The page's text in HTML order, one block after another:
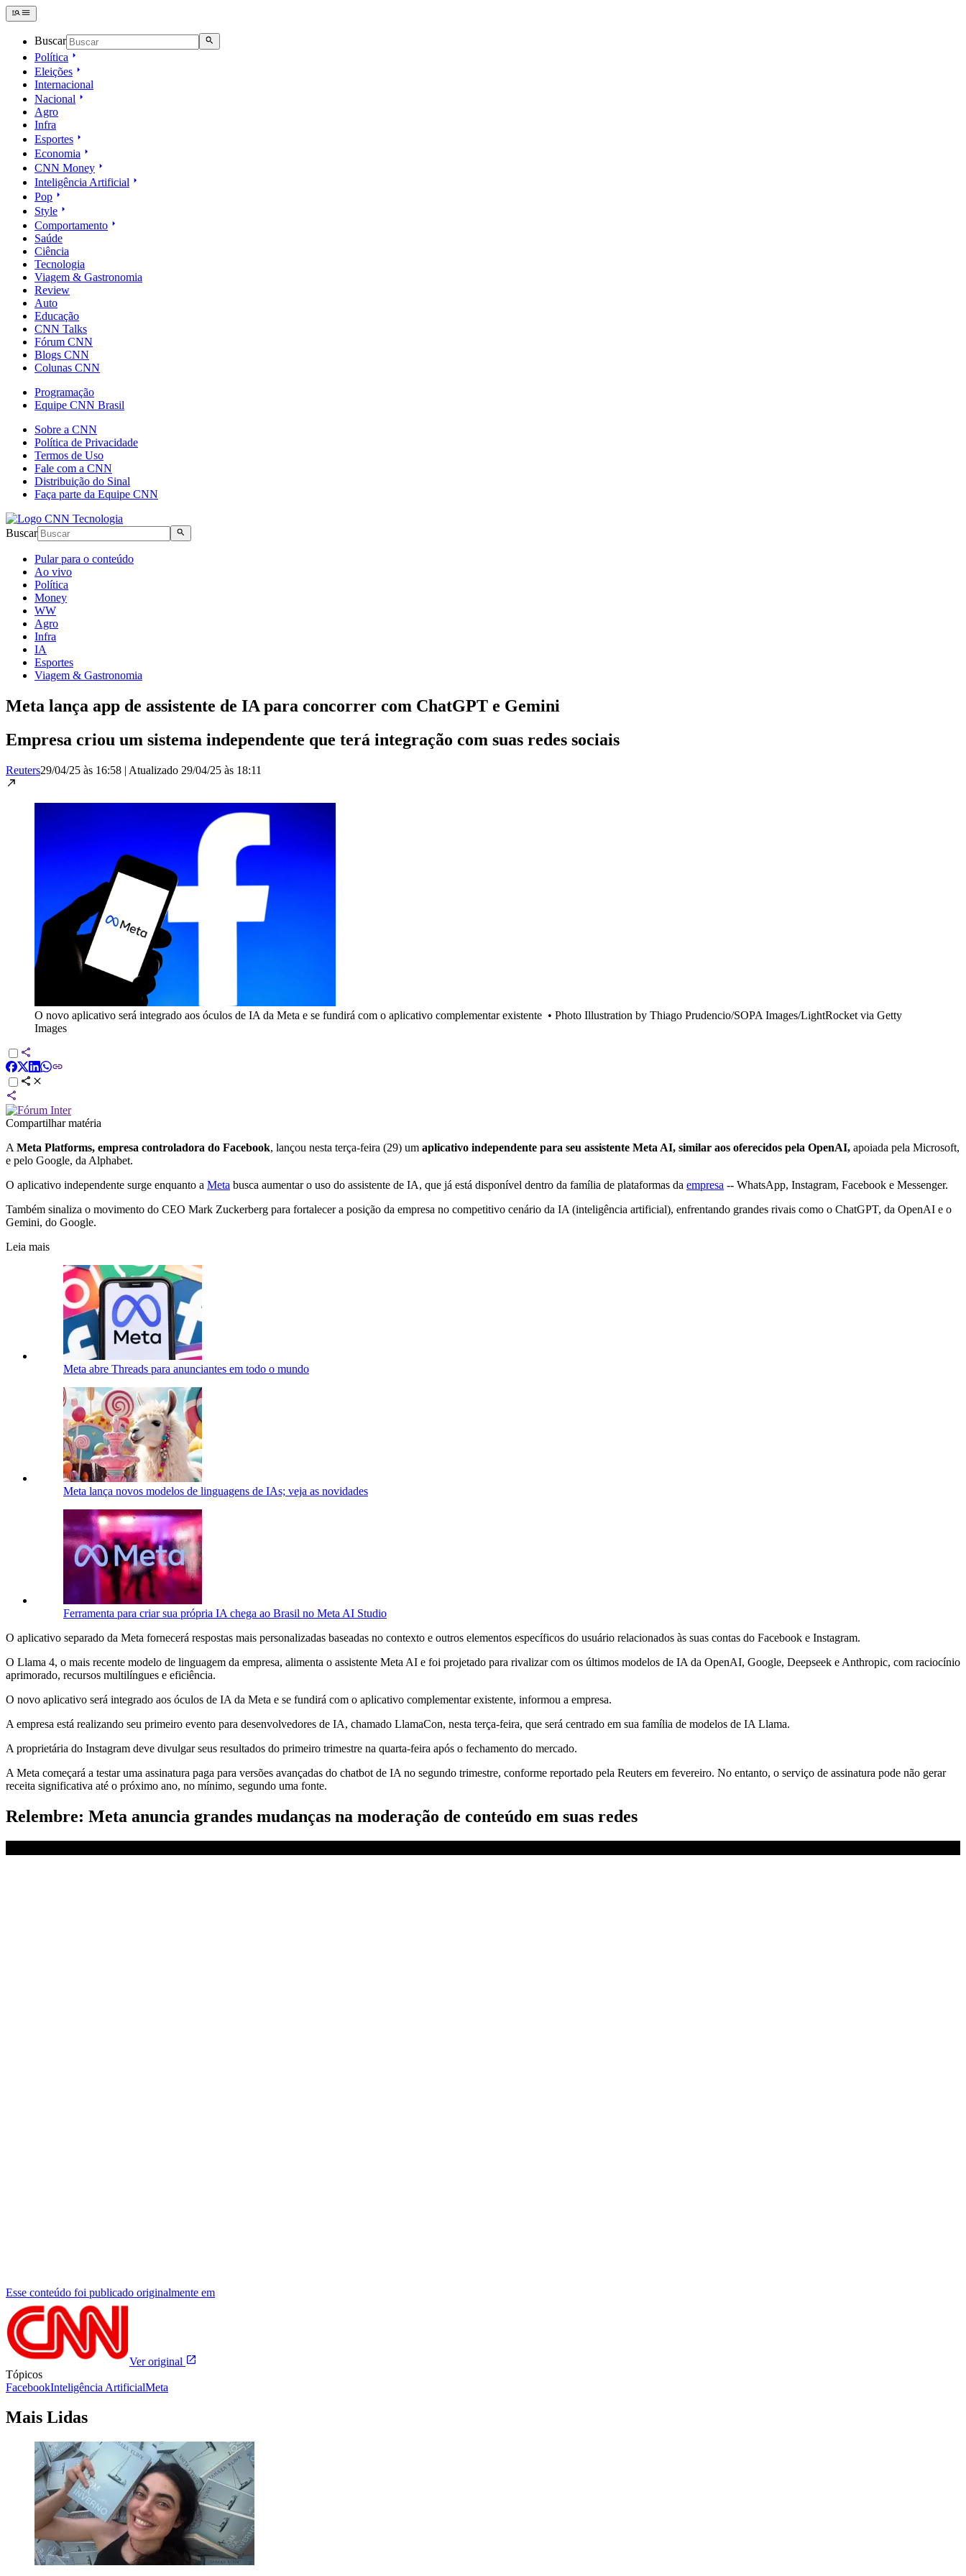
Buscar
Política
Eleições
Internacional
Nacional
Agro
Infra
Esportes
Economia
CNN Money
Inteligência Artificial
Pop
Style
Comportamento
Saúde
Ciência
Tecnologia
Viagem & Gastronomia
Review
Auto
Educação
CNN Talks
Fórum CNN
Blogs CNN
Colunas CNN
Programação
Equipe CNN Brasil
Sobre a CNN
Política de Privacidade
Termos de Uso
Fale com a CNN
Distribuição do Sinal
Faça parte da Equipe CNN
Buscar
Pular para o conteúdo
Ao vivo
Política
Money
WW
Agro
Infra
IA
Esportes
Viagem & Gastronomia
Meta lança app de assistente de IA para concorrer com ChatGPT e Gemini
Empresa criou um sistema independente que terá integração com suas redes sociais
Reuters29/04/25 às 16:58 | Atualizado 29/04/25 às 18:11
O novo aplicativo será integrado aos óculos de IA da Meta e se fundirá com o aplicativo complementar existente • Photo Illustration by Thiago Prudencio/SOPA Images/LightRocket via Getty
Images
Compartilhar matéria
A Meta Platforms, empresa controladora do Facebook, lançou nesta terça-feira (29) um aplicativo independente para seu assistente Meta AI, similar aos oferecidos pela OpenAI, apoiada pela Microsoft,
e pelo Google, da Alphabet.
O aplicativo independente surge enquanto a Meta busca aumentar o uso do assistente de IA, que já está disponível dentro da família de plataformas da empresa -- WhatsApp, Instagram, Facebook e Messenger.
Também sinaliza o movimento do CEO Mark Zuckerberg para fortalecer a posição da empresa no competitivo cenário da IA (inteligência artificial), enfrentando grandes rivais como o ChatGPT, da OpenAI e o
Gemini, do Google.
Leia mais
Meta abre Threads para anunciantes em todo o mundo
Meta lança novos modelos de linguagens de IAs; veja as novidades
Ferramenta para criar sua própria IA chega ao Brasil no Meta AI Studio
O aplicativo separado da Meta fornecerá respostas mais personalizadas baseadas no contexto e outros elementos específicos do usuário relacionados às suas contas do Facebook e Instagram.
O Llama 4, o mais recente modelo de linguagem da empresa, alimenta o assistente Meta AI e foi projetado para rivalizar com os últimos modelos de IA da OpenAI, Google, Deepseek e Anthropic, com raciocínio
aprimorado, recursos multilíngues e eficiência.
O novo aplicativo será integrado aos óculos de IA da Meta e se fundirá com o aplicativo complementar existente, informou a empresa.
A empresa está realizando seu primeiro evento para desenvolvedores de IA, chamado LlamaCon, nesta terça-feira, que será centrado em sua família de modelos de IA Llama.
A proprietária do Instagram deve divulgar seus resultados do primeiro trimestre na quarta-feira após o fechamento do mercado.
A Meta começará a testar uma assinatura paga para versões avançadas do chatbot de IA no segundo trimestre, conforme reportado pela Reuters em fevereiro. No entanto, o serviço de assinatura pode não gerar
receita significativa até o próximo ano, no mínimo, segundo uma fonte.
Relembre: Meta anuncia grandes mudanças na moderação de conteúdo em suas redes
Esse conteúdo foi publicado originalmente em
Ver original
Tópicos
FacebookInteligência ArtificialMeta
Mais Lidas